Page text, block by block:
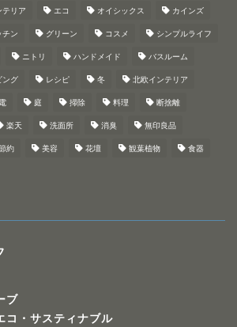
テリア エコ オイシックス カインズ
チン グリーン コスメ シンプルライフ
ニトリ ハンドメイド バスルーム
ング レシピ 冬 北欧インテリア
庭 掃除 料理 断捨離
楽天 洗面所 消臭 無印良品
約 美容 花壇 観葉植物 食器
ブ
コ・サスティナブル